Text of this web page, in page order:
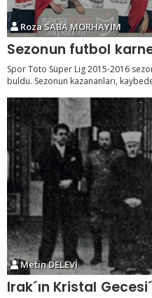
Roza SABA MORHAYİM
Sezonun futbol
Spor Toto Süper Lig 2015-2016
buldu. Sezonun kazananları,
Metin DELEVİ
Irak´ın Kristal